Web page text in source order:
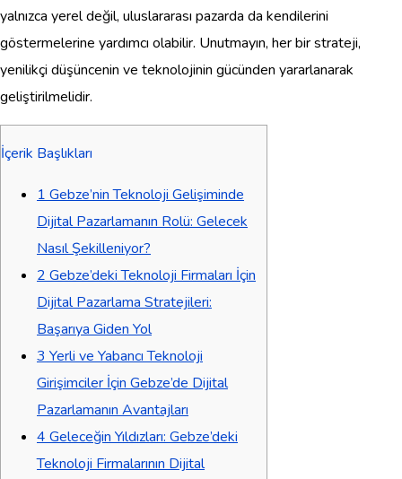
yalnızca yerel değil, uluslararası pazarda da kendilerini
göstermelerine yardımcı olabilir. Unutmayın, her bir strateji,
yenilikçi düşüncenin ve teknolojinin gücünden yararlanarak
geliştirilmelidir.
İçerik Başlıkları
1 Gebze’nin Teknoloji Gelişiminde
Dijital Pazarlamanın Rolü: Gelecek
Nasıl Şekilleniyor?
2 Gebze’deki Teknoloji Firmaları İçin
Dijital Pazarlama Stratejileri:
Başarıya Giden Yol
3 Yerli ve Yabancı Teknoloji
Girişimciler İçin Gebze’de Dijital
Pazarlamanın Avantajları
4 Geleceğin Yıldızları: Gebze’deki
Teknoloji Firmalarının Dijital